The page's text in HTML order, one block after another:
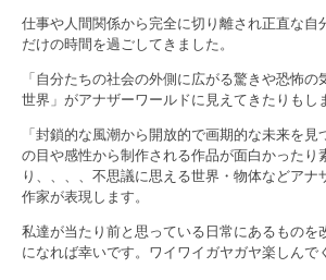
仕事や人間関係から完全に切り離され正直な自
だけの時間を過ごしてきました。
「自分たちの社会の外側に広がる驚きや恐怖の
世界」がアナザーワールドに見えてきたりもし
「封鎖的な風潮から開放的で画期的な未来を見
の目や感性から制作される作品が面白かったり
り、、、、不思議に思える世界・物体などアナ
作家が表現します。
私達が当たり前と思っている日常にあるものを
になれば幸いです。ワイワイガヤガヤ楽しんで